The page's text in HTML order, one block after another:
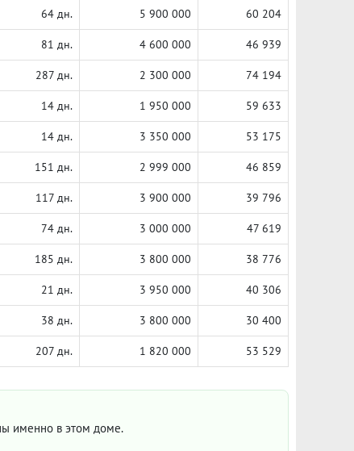
64 дн. 5 900 000 60 204
81 дн. 4 600 000 46 939
287 дн. 2 300 000 74 194
14 дн. 1 950 000 59 633
14 дн. 3 350 000 53 175
151 дн. 2 999 000 46 859
117 дн. 3 900 000 39 796
74 дн. 3 000 000 47 619
185 дн. 3 800 000 38 776
21 дн. 3 950 000 40 306
38 дн. 3 800 000 30 400
207 дн. 1 820 000 53 529
именно в этом доме.